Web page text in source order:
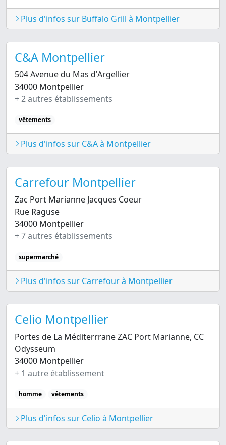
Plus d'infos sur Buffalo Grill à Montpellier
C&A Montpellier
504 Avenue du Mas d'Argellier
34000 Montpellier
+ 2 autres établissements
vêtements
Plus d'infos sur C&A à Montpellier
Carrefour Montpellier
Zac Port Marianne Jacques Coeur
Rue Raguse
34000 Montpellier
+ 7 autres établissements
supermarché
Plus d'infos sur Carrefour à Montpellier
Celio Montpellier
Portes de La Méditerrrane ZAC Port Marianne, CC
Odysseum
34000 Montpellier
+ 1 autre établissement
homme vêtements
Plus d'infos sur Celio à Montpellier